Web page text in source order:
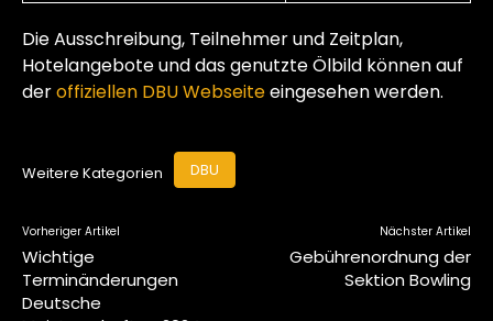
Die Ausschreibung, Teilnehmer und Zeitplan,
Hotelangebote und das genutzte Ölbild können auf
deroffiziellen DBU Webseiteeingesehen werden.
Weitere Kategorien DBU
Vorheriger Artikel
Wichtige
Terminänderungen
Deutsche
Nächster Artikel
Gebührenordnung der
Sektion Bowling